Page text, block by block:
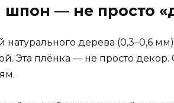
— не просто
дерева (0,3–0,6
Эта плёнка — не просто